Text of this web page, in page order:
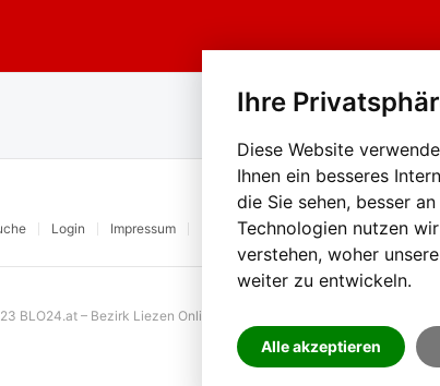
Ihre
Diese Website
Ihnen ein besseres
die Sie sehen, besser
Technologien nutzen
verstehen, woher
weiter zu entwickeln.
Alle akzeptieren
Auf
Login Impressum Datenschutz Kontakt
BLO24.at – Bezirk Liezen Online |